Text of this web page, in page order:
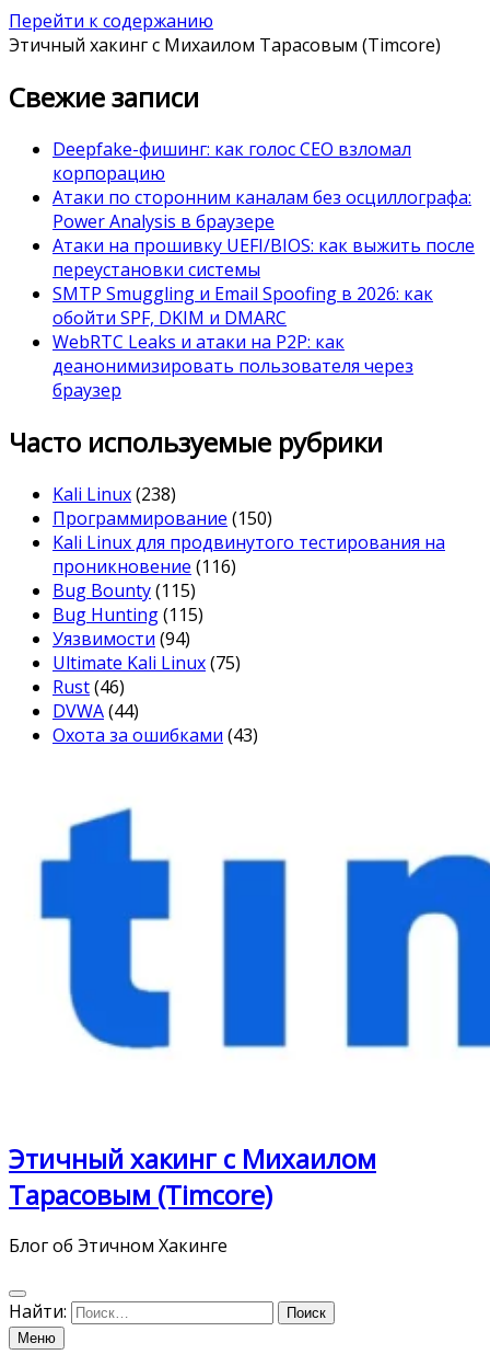
Перейти к содержанию
Этичный хакинг с Михаилом Тарасовым (Timcore)
Свежие записи
Deepfake-фишинг: как голос CEO взломал
корпорацию
Атаки по сторонним каналам без осциллографа:
Power Analysis в браузере
Атаки на прошивку UEFI/BIOS: как выжить после
переустановки системы
SMTP Smuggling и Email Spoofing в 2026: как
обойти SPF, DKIM и DMARC
WebRTC Leaks и атаки на P2P: как
деанонимизировать пользователя через
браузер
Часто используемые рубрики
Kali Linux(238)
Программирование (150)
Kali Linux для продвинутого тестирования на
проникновение (116)
Bug Bounty(115)
Bug Hunting(115)
Уязвимости (94)
Ultimate Kali Linux(75)
Rust(46)
DVWA(44)
Охота за ошибками (43)
Этичный хакинг с Михаилом
Тарасовым (Timcore)
Блог об Этичном Хакинге
Найти:
Меню